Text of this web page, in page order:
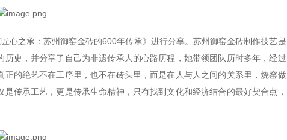
心之承：苏州御窑金砖的600年传承》进行分享。苏州御窑金砖制作技艺是
史，并分享了自己为非遗传承人的心路历程，她带领团队历时多年，经过
的绝艺不在工序里，也不在砖头里，而是在人与人之间的关系里，烧窑做
传承工艺，更是传承生命精神，只有找到文化和经济结合的最好契合点，